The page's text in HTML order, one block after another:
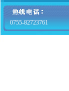
0755-82723761